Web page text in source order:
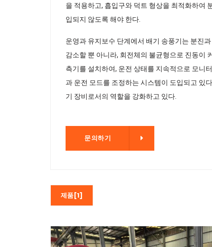
을 적용하고, 흡입구와 덕트 형상을 최적화하여
입되지 않도록 해야 한다.
운영과 유지보수 단계에서 배기 송풍기는 분진
감소할 뿐 아니라, 회전체의 불균형으로 진동이
측기를 설치하여, 운전 상태를 지속적으로 모니
과 운전 모드를 조정하는 시스템이 도입되고 있
기 장비로서의 역할을 강화하고 있다.
문의하기
제품[1]